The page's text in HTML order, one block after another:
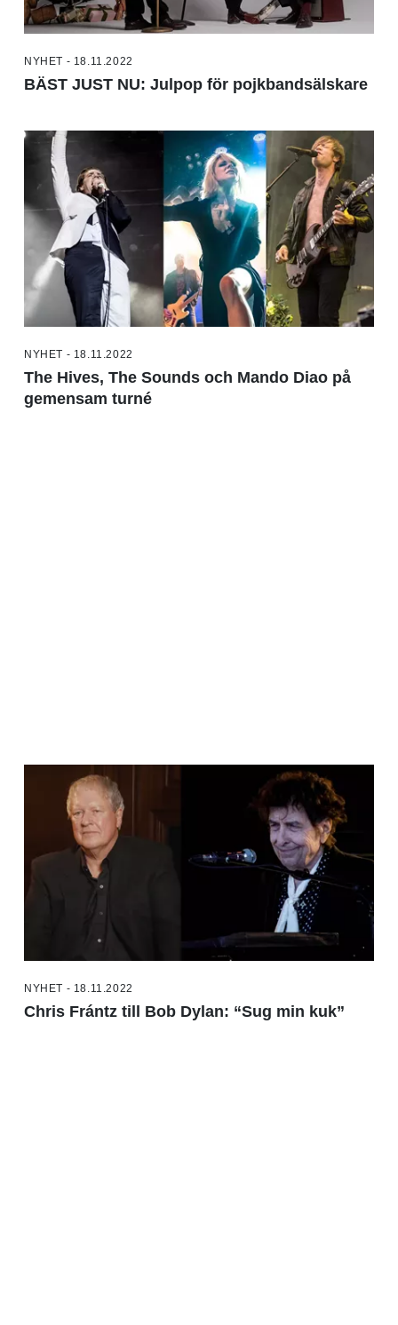
NYHET - 18.11.2022
BÄST JUST NU: Julpop för pojkbandsälskare
NYHET - 18.11.2022
The Hives, The Sounds och Mando Diao på
gemensam turné
NYHET - 18.11.2022
Chris Frántz till Bob Dylan: “Sug min kuk”